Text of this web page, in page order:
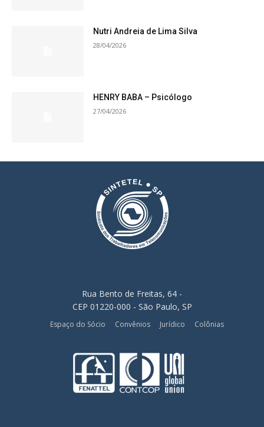
Nutri Andreia de Lima Silva
28/04/2026
HENRY BABA – Psicólogo
27/04/2026
Rua Bento de Freitas, 64 -
CEP 01220-000 - São Paulo, SP
Espaço do Sócio Convênios Jurídico Colônias